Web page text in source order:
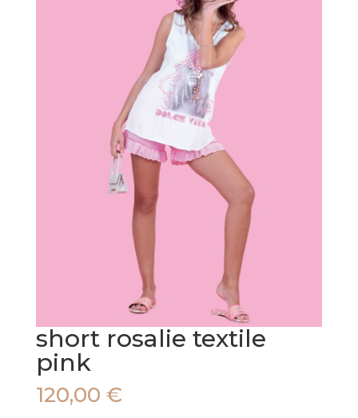
short rosalie textile
pink
120,00 €